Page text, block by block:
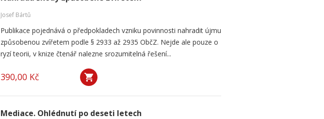
Josef Bártů
Publikace pojednává o předpokladech vzniku povinnosti nahradit újmu
způsobenou zvířetem podle § 2933 až 2935 ObčZ. Nejde ale pouze o
ryzí teorii, v knize čtenář nalezne srozumitelná řešení...
390,00 Kč
Mediace. Ohlédnutí po deseti letech